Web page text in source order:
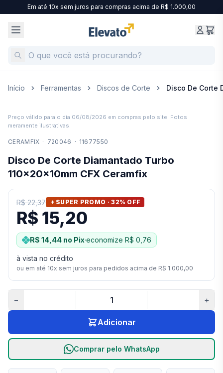
Em até 10x sem juros para compras acima de R$ 1.000,00
Início Ferramentas Discos de Corte Disco De Corte
Preço válido para o dia 06/08/2026 em compras pelo site. Fotos
meramente ilustrativas.
CERAMFIX · 720046 · 11677550
Disco De Corte Diamantado Turbo
110x20x10mm CFX Ceramfix
R$ 22,37 SUPER PROMO ·32% OFF
R$ 15,20
R$ 14,44 no Pix·economize R$ 0,76
à vista no crédito
ou em até 10x sem juros para pedidos acima de R$ 1.000,00
− +
Adicionar
Comprar pelo WhatsApp